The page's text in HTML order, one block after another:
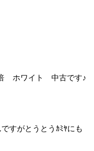
ホワイト 中古です♪
すがとうとうｶﾐﾔにも